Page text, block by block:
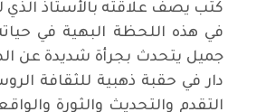
كتب يصف علاقته بالأستاذ الذي
في هذه اللحظة البهية في
جميل يتحدث بجرأة شديدة عن
دار في حقبة ذهبية للثقافة
التقدم والتحديث والثورة